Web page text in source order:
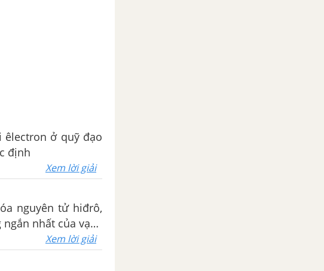
êlectron ở quỹ đạo
định
Xem lời giải
nguyên tử hiđrô,
nhất của vạch
Xem lời giải